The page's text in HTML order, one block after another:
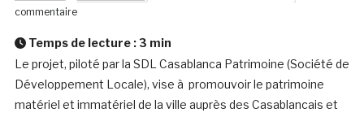
commentaire
Temps de lecture : 3 min
Le projet, piloté par la SDL Casablanca Patrimoine (Société de
Développement Locale), vise à promouvoir le patrimoine
matériel et immatériel de la ville auprès des Casablancais et